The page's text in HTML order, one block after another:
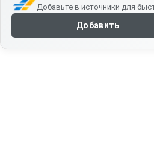
Добавьте в источники для
Добавить